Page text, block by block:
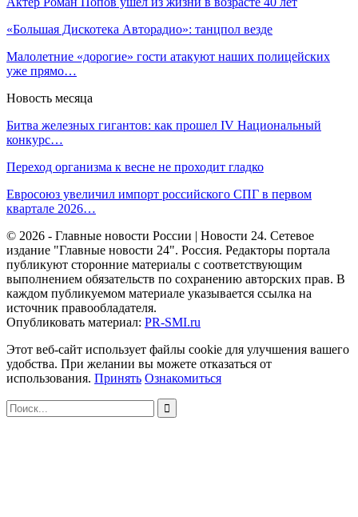
«Большая Дискотека Авторадио»: танцпол везде
Малолетние «дорогие» гости атакуют наших полицейских
уже прямо…
Новость месяца
Битва железных гигантов: как прошел IV Национальный
конкурс…
Переход организма к весне не проходит гладко
Евросоюз увеличил импорт российского СПГ в первом
квартале 2026…
© 2026 - Главные новости России | Новости 24. Сетевое
издание "Главные новости 24". Россия. Редакторы портала
публикуют сторонние материалы с соответствующим
выполнением обязательств по сохранению авторских прав. В
каждом публикуемом материале указывается ссылка на
источник правообладателя.
Опубликовать материал: PR-SMI.ru
Этот веб-сайт использует файлы cookie для улучшения вашего
удобства. При желании вы можете отказаться от
использования. Принять Ознакомиться